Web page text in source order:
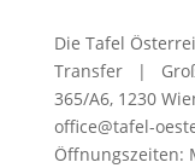
Die Tafel
Transfer |
365/A6, 1230
office@tafel-
Öffnungszeiten: